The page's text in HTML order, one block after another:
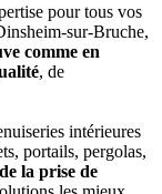
pour tous vos
sur-Bruche,
comme en
, de
intérieures
portails, pergolas,
de la prise de